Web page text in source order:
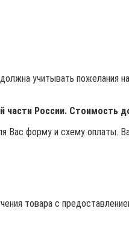
учитывать пожелания
части России. Стоимость
Вас форму и схему оплаты.
товара с